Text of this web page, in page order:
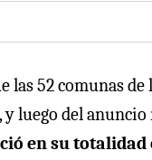
las 52 comunas
y luego del
en su